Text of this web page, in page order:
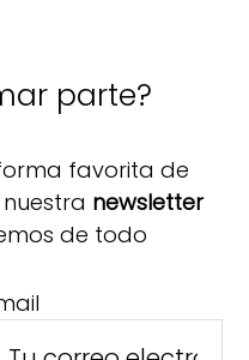
parte?
favorita de
newsletter
de todo